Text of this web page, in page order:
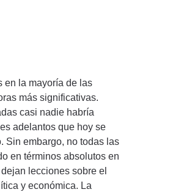
en la mayoría de las
más significativas.
casi nadie habría
adelantos que hoy se
Sin embargo, no todas las
en términos absolutos en
lecciones sobre el
y económica. La